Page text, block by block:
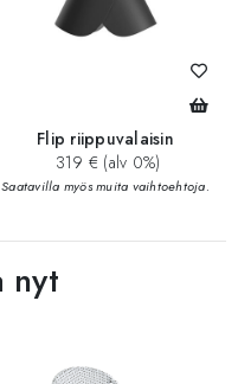
Flip riippuvalaisin
319 € (alv 0%)
Saatavilla myös muita vaihtoehtoja.
nyt